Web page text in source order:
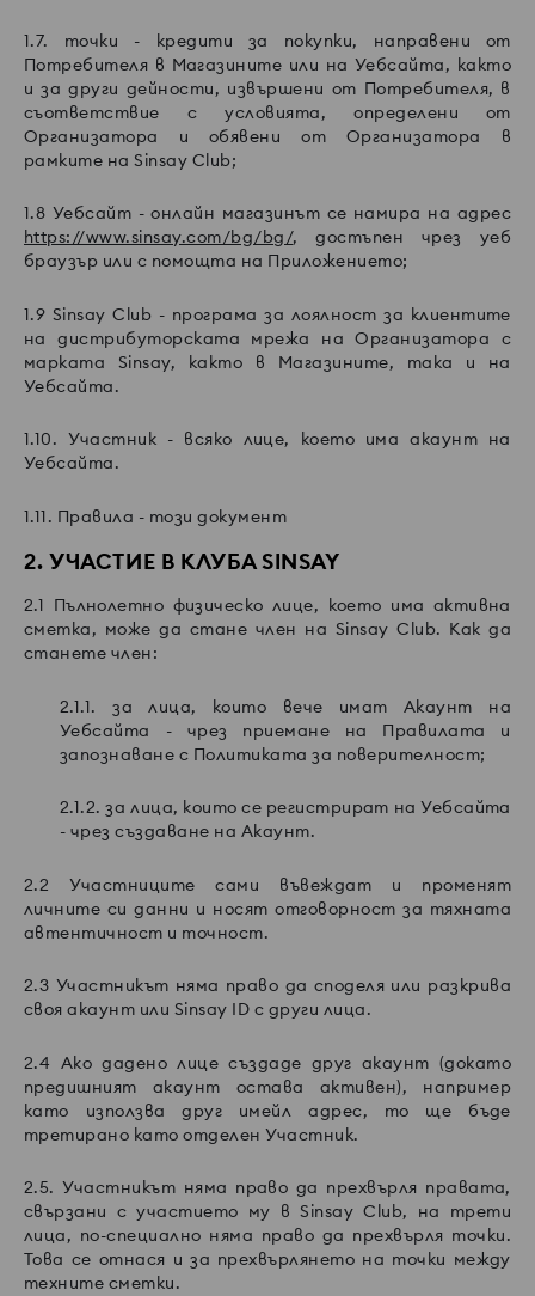
1.7. точки - кредити за покупки, направени от
Потребителя в Магазините или на Уебсайта, както
и за други дейности, извършени от Потребителя, в
съответствие с условията, определени от
Организатора и обявени от Организатора в
рамките на Sinsay Club;
1.8 Уебсайт - онлайн магазинът се намира на адрес
https://www.sinsay.com/bg/bg/, достъпен чрез уеб
браузър или с помощта на Приложението;
1.9 Sinsay Club - програма за лоялност за клиентите
на дистрибуторската мрежа на Организатора с
марката Sinsay, както в Магазините, така и на
Уебсайта.
1.10. Участник - всяко лице, което има акаунт на
Уебсайта.
1.11. Правила - този документ
2. УЧАСТИЕ В КЛУБА SINSAY
2.1 Пълнолетно физическо лице, което има активна
сметка, може да стане член на Sinsay Club. Как да
станете член:
2.1.1. за лица, които вече имат Акаунт на
Уебсайта - чрез приемане на Правилата и
запознаване с Политиката за поверителност;
2.1.2. за лица, които се регистрират на Уебсайта
- чрез създаване на Акаунт.
2.2 Участниците сами въвеждат и променят
личните си данни и носят отговорност за тяхната
автентичност и точност.
2.3 Участникът няма право да споделя или разкрива
своя акаунт или Sinsay ID с други лица.
2.4 Ако дадено лице създаде друг акаунт (докато
предишният акаунт остава активен), например
като използва друг имейл адрес, то ще бъде
третирано като отделен Участник.
2.5. Участникът няма право да прехвърля правата,
свързани с участието му в Sinsay Club, на трети
лица, по-специално няма право да прехвърля точки.
Това се отнася и за прехвърлянето на точки между
техните сметки.